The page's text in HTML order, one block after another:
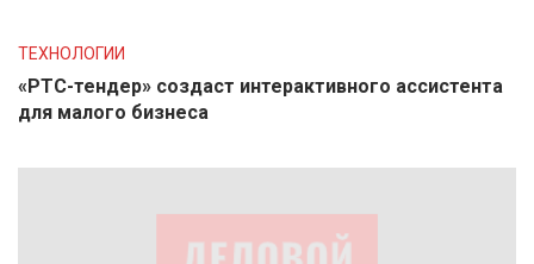
ТЕХНОЛОГИИ
«РТС-тендер» создаст интерактивного ассистента
для малого бизнеса